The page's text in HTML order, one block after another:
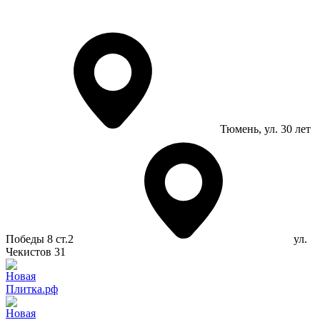
Тюмень, ул. 30 лет
Победы 8 ст.2
ул.
Чекистов 31